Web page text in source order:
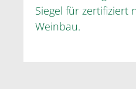
Siegel für zertifiziert
Weinbau.